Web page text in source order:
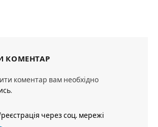
КОМЕНТАР
коментар вам необхідно
.
реєстрація через соц. мережі